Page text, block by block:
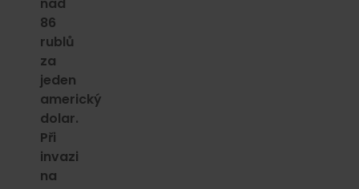
86
rublů
za
jeden
americký
dolar.
Při
invazi
na